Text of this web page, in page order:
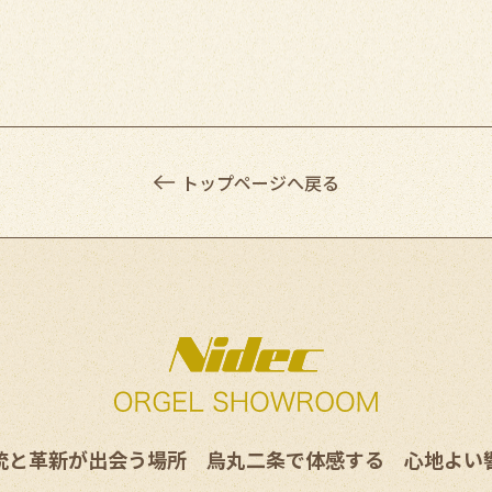
トップページへ戻る
と革新が出会う場所 烏丸二条で体感する 心地よい